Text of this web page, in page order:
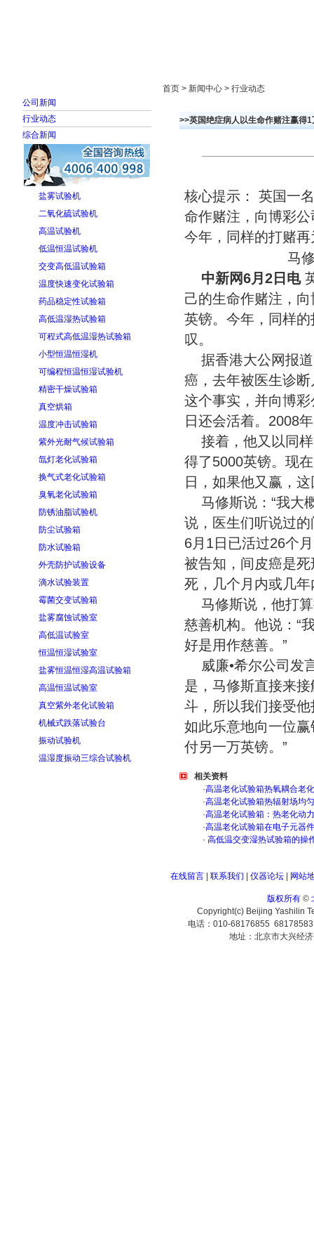
公司新闻
行业动态
综合新闻
盐雾试验机
二氧化硫试验机
高温试验机
低温恒温试验机
交变高低温试验箱
温度快速变化试验箱
药品稳定性试验箱
高低温湿热试验箱
可程式高低温湿热试验箱
小型恒温恒湿机
可编程恒温恒湿试验机
精密干燥试验箱
真空烘箱
温度冲击试验箱
紫外光耐气候试验箱
氙灯老化试验箱
换气式老化试验箱
臭氧老化试验箱
防锈油脂试验机
防尘试验箱
防水试验箱
外壳防护试验设备
滴水试验装置
霉菌交变试验箱
盐雾腐蚀试验室
高低温试验室
恒温恒湿试验室
盐雾恒温恒湿高温试验箱
高温恒温试验室
真空紫外老化试验箱
机械式跌落试验台
振动试验机
温湿度振动三综合试验机
首页 > 新闻中心 > 行业动态
>>英国绝症病人以生命作赌注赢得1
核心提示： 英国一
命作赌注，向博彩
今年，同样的打赌
马
中新网6月2日电
己的生命作赌注，
英镑。今年，同样
叹。
据香港大公网报
癌，去年被医生诊
这个事实，并向博
日还会活着。2008
接着，他又以同
得了5000英镑。现
日，如果他又赢，
马修斯说：“我大
说，医生们听说过
6月1日已活过26个
被告知，间皮癌是
死，几个月内或几年
马修斯说，他打
慈善机构。他说：“
好是用作慈善。”
威廉•希尔公司发
是，马修斯直接来
斗，所以我们接受
如此乐意地向一位
付另一万英镑。”
相关资料
·高温老化试验箱热氧耦合老
·高温老化试验箱热辐射场均
·高温老化试验箱：热老化动
·高温老化试验箱在电子元器
· 高低温交变湿热试验箱的操
在线留言| 联系我们 仪器论坛| 网站
版权所有©
Copyright(c) Beijing Yashilin
电话：010-68176855
地址：北京市大兴经